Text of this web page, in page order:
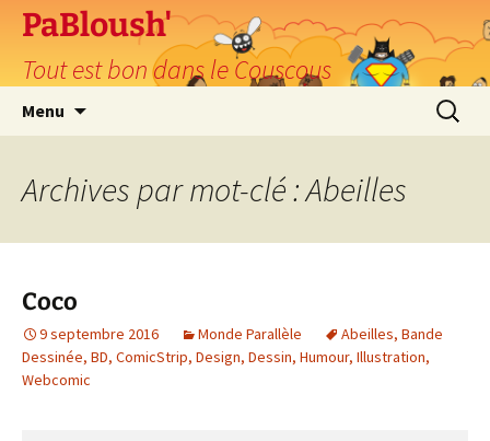
PaBloush'
Tout est bon dans le Couscous
Menu
Archives par mot-clé : Abeilles
Coco
9 septembre 2016 Monde Parallèle Abeilles, Bande
Dessinée, BD, ComicStrip, Design, Dessin, Humour, Illustration,
Webcomic